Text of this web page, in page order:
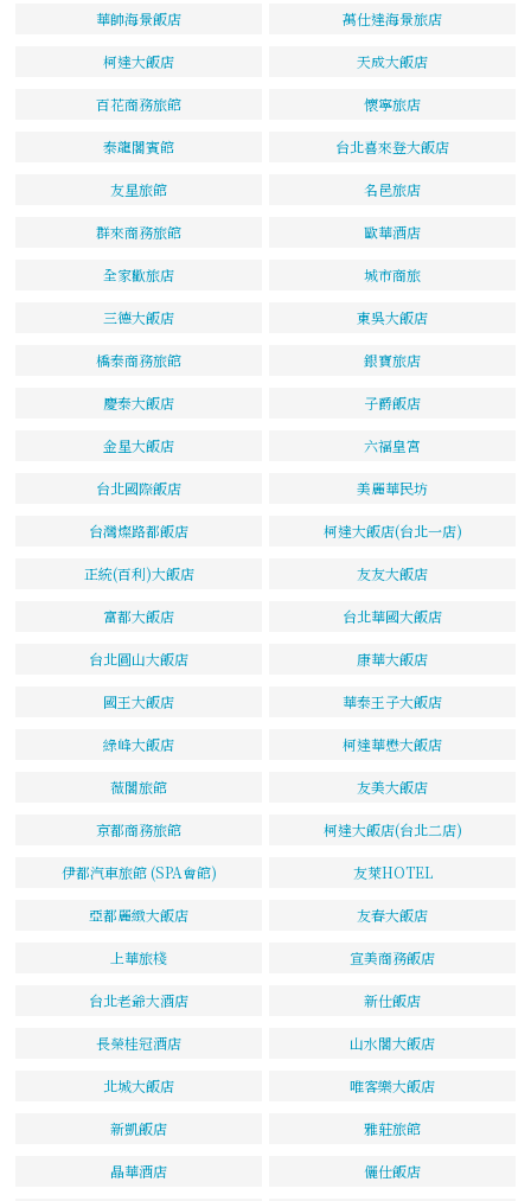
華帥海景飯店 萬仕達海景旅店
柯達大飯店 天成大飯店
百花商務旅館 懷寧旅店
泰龍閣賓館 台北喜來登大飯店
友星旅館 名邑旅店
群來商務旅館 歐華酒店
全家歡旅店 城市商旅
三德大飯店 東吳大飯店
橋泰商務旅館 銀寶旅店
慶泰大飯店 子爵飯店
金星大飯店 六福皇宮
台北國際飯店 美麗華民坊
台灣燦路都飯店 柯達大飯店(台北一店)
正統(百利)大飯店 友友大飯店
富都大飯店 台北華國大飯店
台北圓山大飯店 康華大飯店
國王大飯店 華泰王子大飯店
綠峰大飯店 柯達華懋大飯店
薇閣旅館 友美大飯店
京都商務旅館 柯達大飯店(台北二店)
伊都汽車旅館 (SPA會館) 友萊HOTEL
亞都麗緻大飯店 友春大飯店
上華旅棧 宣美商務飯店
台北老爺大酒店 新仕飯店
長榮桂冠酒店 山水閣大飯店
北城大飯店 唯客樂大飯店
新凱飯店 雅莊旅館
晶華酒店 儷仕飯店